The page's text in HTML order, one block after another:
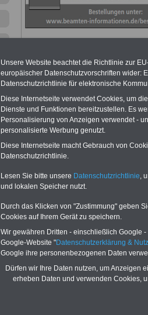
Zur Übersicht
Lehrerinnen
GEW:
brauchen
Veröffentlichung
Unsere Website beachtet die Richtlinie zur
europäischer Datenschutzvorschriften wider:
Datenschutzrichtlinie für elektronische
Diese Internetseite verwendet Cookies, um
Dienste und Funktionen bereitzustellen. Es
Personalisierung von Anzeigen verwendet -
personalisierte Werbung genutzt.
Diese Internetseite macht Gebrauch von
Datenschutzrichtlinie.
Lesen Sie bitte unsere Datenschutzrichtlinie,
und lokalen Speicher nutzt.
Durch das Klicken von "Zustimmung" geben
Cookies auf Ihrem Gerät zu speichern.
Wir gewähren Dritten - einschließlich Google
Google-Website "Datenschutzerklärung &
Google ihre personenbezogenen Daten
Dürfen wir Ihre Daten nutzen, um Anzeigen
erheben Daten und verwenden Cookies,